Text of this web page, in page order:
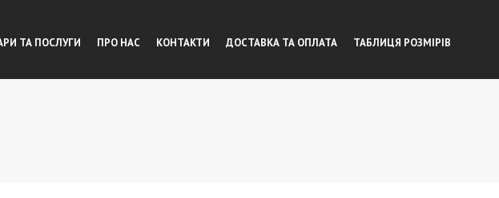
ТА ПОСЛУГИ ПРО НАС КОНТАКТИ ДОСТАВКА ТА ОПЛАТА ТАБЛИЦЯ РОЗМІРІВ